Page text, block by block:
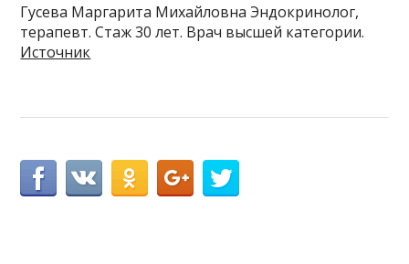
Гусева Маргарита Михайловна Эндокринолог,
терапевт. Стаж 30 лет. Врач высшей категории.
Источник